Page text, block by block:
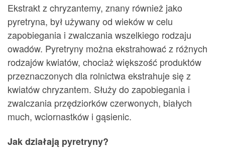
Ekstrakt z chryzantemy, znany również jako
pyretryna, był używany od wieków w celu
zapobiegania i zwalczania wszelkiego rodzaju
owadów. Pyretryny można ekstrahować z różnych
rodzajów kwiatów, chociaż większość produktów
przeznaczonych dla rolnictwa ekstrahuje się z
kwiatów chryzantem. Służy do zapobiegania i
zwalczania przędziorków czerwonych, białych
much, wciornastków i gąsienic.
Jak działają pyretryny?